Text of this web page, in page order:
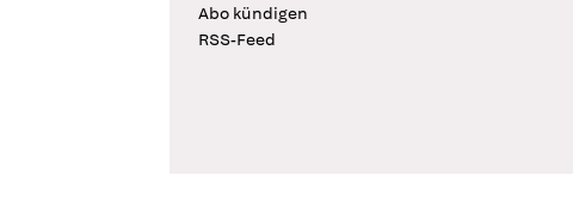
Abo kündigen
RSS-Feed